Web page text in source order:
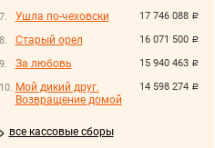
17 746 088 руб.
Ушла по-чеховски
16 071 500 руб.
Старый орел
15 940 463 руб.
За любовь
14 598 274 руб.
Мой дикий друг.
Возвращение домой
все кассовые сборы